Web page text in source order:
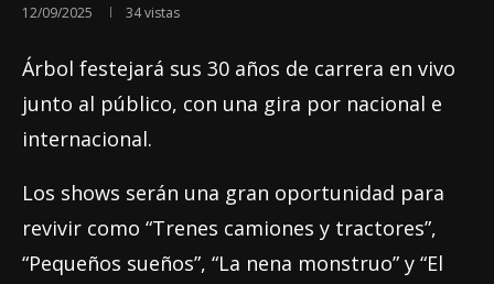
12/09/2025 34vistas
Árbol festejará sus 30 años de carrera en vivo
junto al público, con una gira por nacional e
internacional.
Los shows serán una gran oportunidad para
revivir como “Trenes camiones y tractores”,
“Pequeños sueños”, “La nena monstruo” y “El